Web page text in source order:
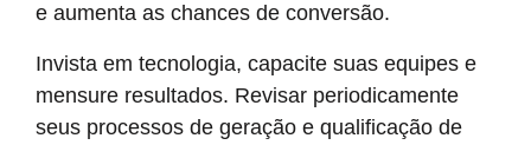
e aumenta as chances de conversão.
Invista em tecnologia, capacite suas equipes e
mensure resultados. Revisar periodicamente
seus processos de geração e qualificação de